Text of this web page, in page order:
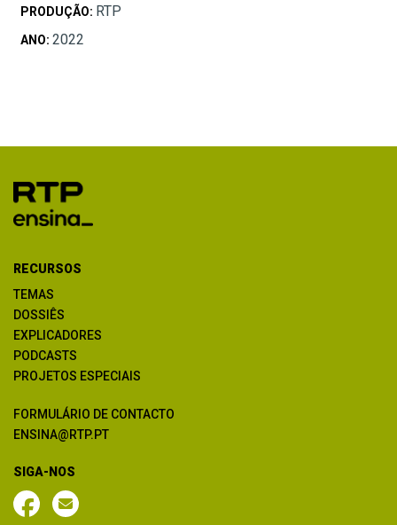
PRODUÇÃO: RTP
ANO: 2022
RECURSOS
TEMAS
DOSSIÊS
EXPLICADORES
PODCASTS
PROJETOS ESPECIAIS
FORMULÁRIO DE CONTACTO
ENSINA@RTP.PT
SIGA-NOS